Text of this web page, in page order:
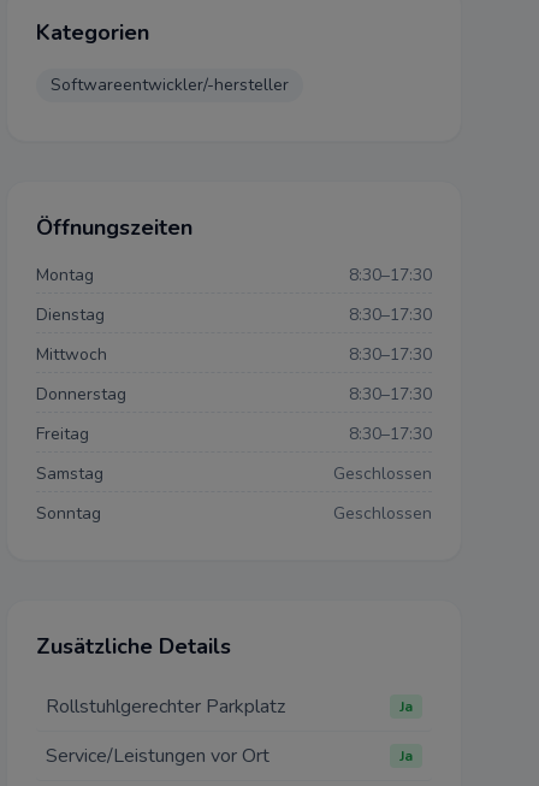
Kategorien
Softwareentwickler/-hersteller
Öffnungszeiten
Montag
8:30–17:30
Dienstag
8:30–17:30
Mittwoch
8:30–17:30
Donnerstag
8:30–17:30
Freitag
8:30–17:30
Samstag
Geschlossen
Sonntag
Geschlossen
Zusätzliche Details
Rollstuhlgerechter Parkplatz Ja
Service/Leistungen vor Ort Ja
mehr